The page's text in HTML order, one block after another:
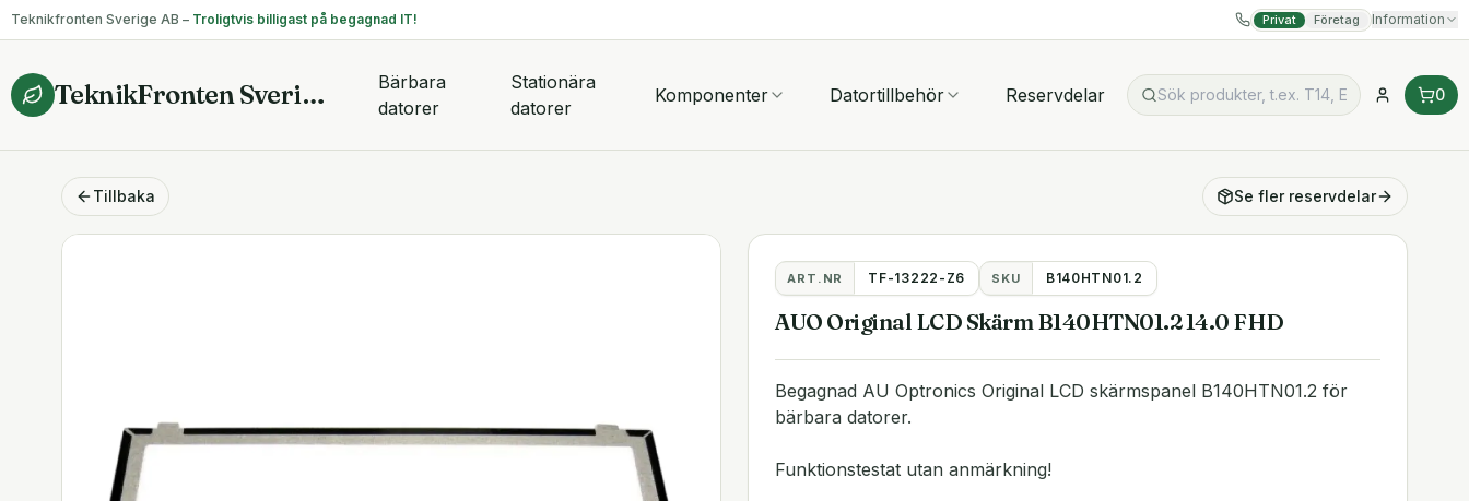
Teknikfronten Sverige AB – Troligtvis billigast på begagnad IT! Privat Företag Information
TeknikFronten Sverige AB
Bärbara
datorer
Stationära
datorer
Komponenter Datortillbehör Reservdelar 0
Tillbaka Se fler reservdelar
ART.NR TF-13222-Z6 SKU B140HTN01.2
AUO Original LCD Skärm B140HTN01.2 14.0 FHD
Begagnad AU Optronics Original LCD skärmspanel B140HTN01.2 för
bärbara datorer.
Funktionstestat utan anmärkning!